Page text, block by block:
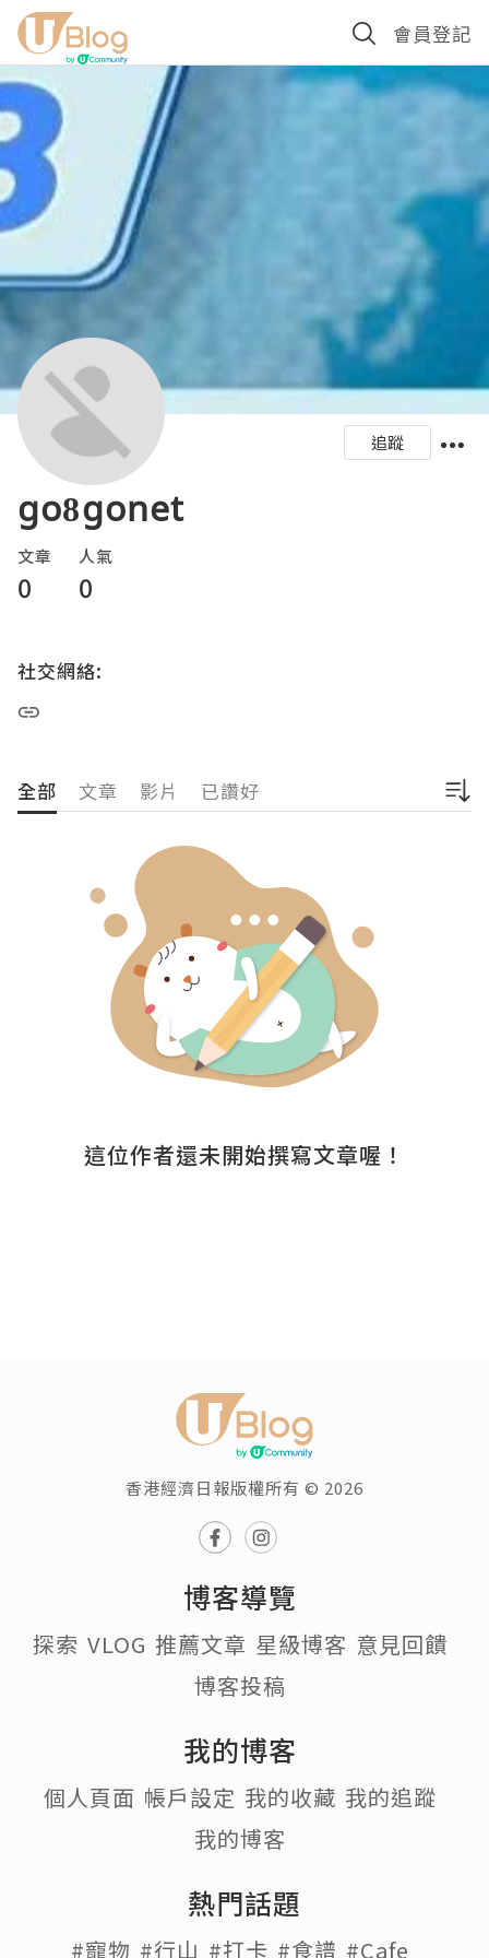
會員登記
追蹤
go8gonet
文章
0
人氣
0
社交網絡:
全部 文章 影片 已讚好
這位作者還未開始撰寫文章喔！
香港經濟日報版權所有 © 2026
博客導覽
探索 VLOG 推薦文章 星級博客 意見回饋
博客投稿
我的博客
個人頁面 帳戶設定 我的收藏 我的追蹤
我的博客
熱門話題
#寵物 #行山 #打卡 #食譜 #Cafe